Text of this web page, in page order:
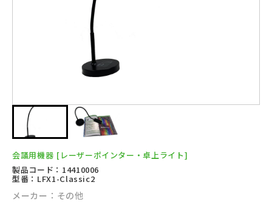
会議用機器 [レーザーポインター・卓上ライト]
製品コード：14410006
型番：LFX1-Classic2
メーカー：その他